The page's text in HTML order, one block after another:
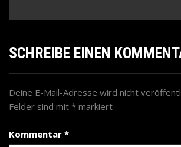
SCHREIBE EINEN
Deine E-Mail-Adresse wird nicht
Felder sind mit * markiert
Kommentar *